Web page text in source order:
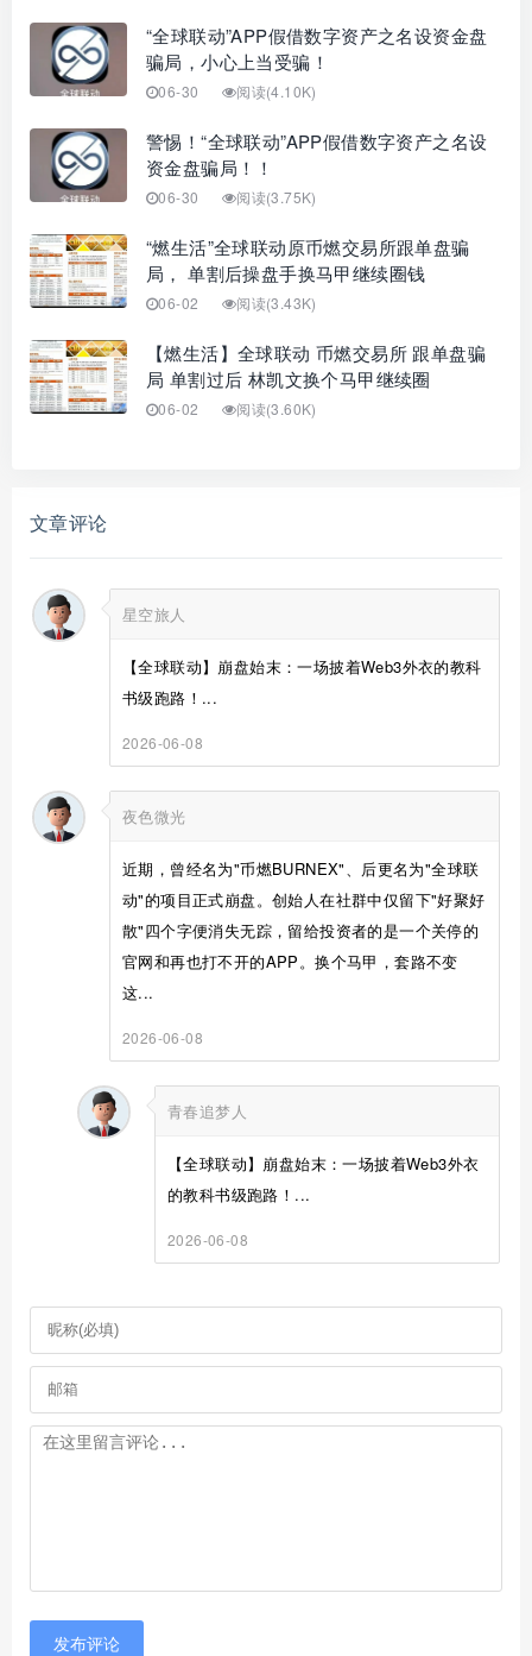
“全球联动”APP假借数字资产之名设资金盘
骗局，小心上当受骗！
06-30 阅读(4.10K)
警惕！“全球联动”APP假借数字资产之名设
资金盘骗局！！
06-30 阅读(3.75K)
“燃生活”全球联动原币燃交易所跟单盘骗
局， 单割后操盘手换马甲继续圈钱
06-02 阅读(3.43K)
【燃生活】全球联动 币燃交易所 跟单盘骗
局 单割过后 林凯文换个马甲继续圈
06-02 阅读(3.60K)
文章评论
星空旅人
【全球联动】崩盘始末：一场披着Web3外衣的教科
书级跑路！...
2026-06-08
夜色微光
近期，曾经名为"币燃BURNEX"、后更名为"全球联
动"的项目正式崩盘。创始人在社群中仅留下"好聚好
散"四个字便消失无踪，留给投资者的是一个关停的
官网和再也打不开的APP。换个马甲，套路不变
这...
2026-06-08
青春追梦人
【全球联动】崩盘始末：一场披着Web3外衣
的教科书级跑路！...
2026-06-08
发布评论